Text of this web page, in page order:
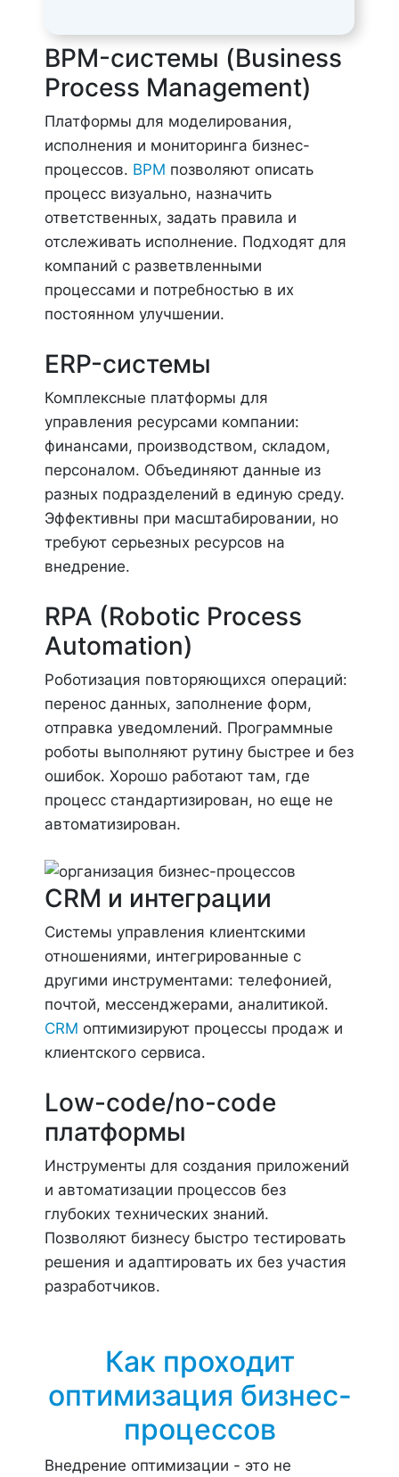
BPM-системы (Business
Process Management)
Платформы для моделирования,
исполнения и мониторинга бизнес-
процессов. BPM позволяют описать
процесс визуально, назначить
ответственных, задать правила и
отслеживать исполнение. Подходят для
компаний с разветвленными
процессами и потребностью в их
постоянном улучшении.
ERP-системы
Комплексные платформы для
управления ресурсами компании:
финансами, производством, складом,
персоналом. Объединяют данные из
разных подразделений в единую среду.
Эффективны при масштабировании, но
требуют серьезных ресурсов на
внедрение.
RPA (Robotic Process
Automation)
Роботизация повторяющихся операций:
перенос данных, заполнение форм,
отправка уведомлений. Программные
роботы выполняют рутину быстрее и без
ошибок. Хорошо работают там, где
процесс стандартизирован, но еще не
автоматизирован.
CRM и интеграции
Системы управления клиентскими
отношениями, интегрированные с
другими инструментами: телефонией,
почтой, мессенджерами, аналитикой.
CRM оптимизируют процессы продаж и
клиентского сервиса.
Low-code/no-code
платформы
Инструменты для создания приложений
и автоматизации процессов без
глубоких технических знаний.
Позволяют бизнесу быстро тестировать
решения и адаптировать их без участия
разработчиков.
Как проходит
оптимизация бизнес-
процессов
Внедрение оптимизации - это не